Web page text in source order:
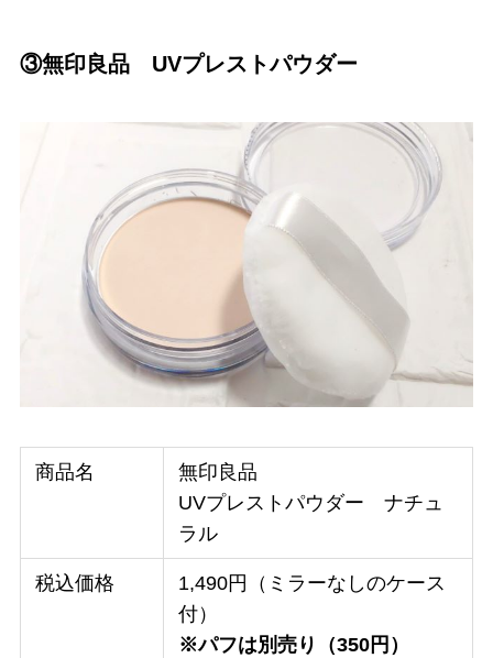
③無印良品 UVプレストパウダー
商品名
無印良品
UVプレストパウダー ナチュ
ラル
税込価格
1,490円（ミラーなしのケース
付）
※パフは別売り（350円）